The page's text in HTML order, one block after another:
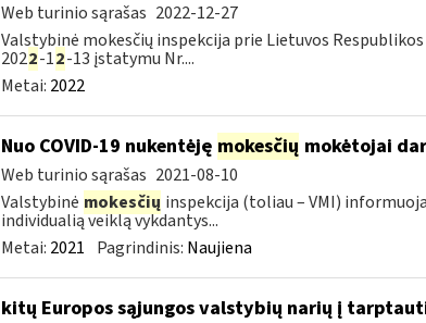
Web turinio sąrašas 2022-12-27
Valstybinė mokesčių inspekcija prie Lietuvos
2022-12-13 įstatymu Nr....
Metai: 2022
Nuo COVID-19 nukentėję mokesčių mokėtojai
Web turinio sąrašas 2021-08-10
Valstybinė mokesčių inspekcija (toliau – VMI)
individualią veiklą vykdantys...
Metai: 2021 Pagrindinis: Naujiena
kitų Europos sąjungos valstybių narių į